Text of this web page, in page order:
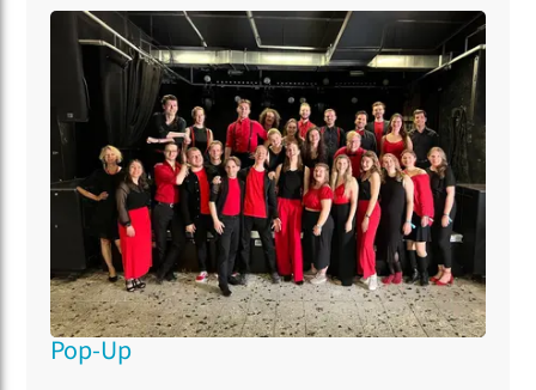
Fris-Ronsfeld hat mehr als 1.000 Workshops und
Coachings auf allen Niveaus geleitet und zusammen
mit Kristoffer Fynbo Thorning mehrere Bücher über
Eisbrecher und Chor-Aufwärmübungen
veröffentlicht. Ihre Arrangements und
Kompositionen erscheinen bei dänischen und
internationalen Verlagen.
Pop-Up